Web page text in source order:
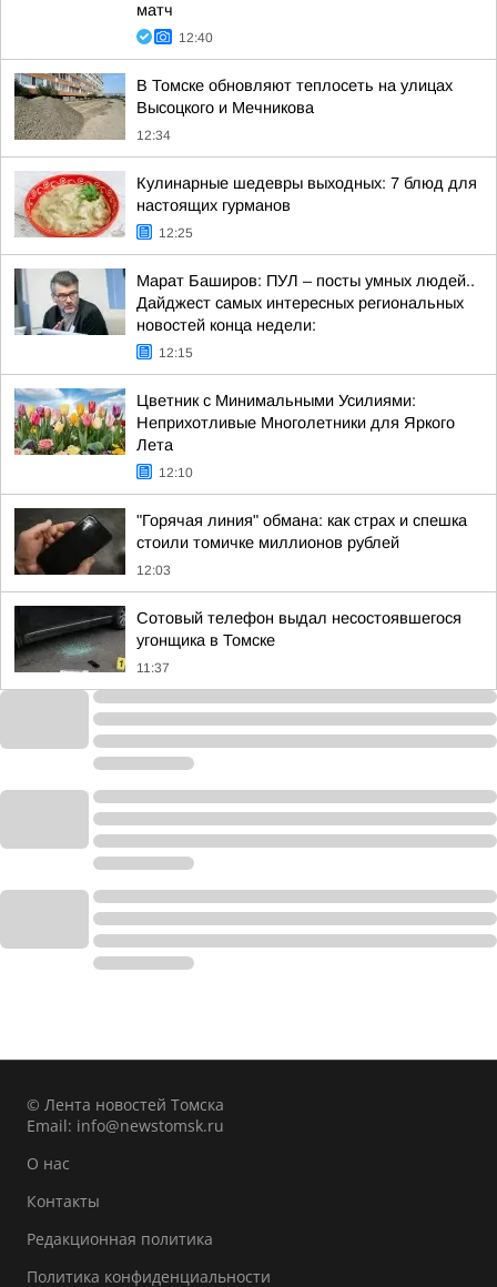
матч
12:40
В Томске обновляют теплосеть на улицах
Высоцкого и Мечникова
12:34
Кулинарные шедевры выходных: 7 блюд для
настоящих гурманов
12:25
Марат Баширов: ПУЛ – посты умных людей..
Дайджест самых интересных региональных
новостей конца недели:
12:15
Цветник с Минимальными Усилиями:
Неприхотливые Многолетники для Яркого
Лета
12:10
"Горячая линия" обмана: как страх и спешка
стоили томичке миллионов рублей
12:03
Сотовый телефон выдал несостоявшегося
угонщика в Томске
11:37
© Лента новостей Томска
Email: info@newstomsk.ru
О нас
Контакты
Редакционная политика
Политика конфиденциальности